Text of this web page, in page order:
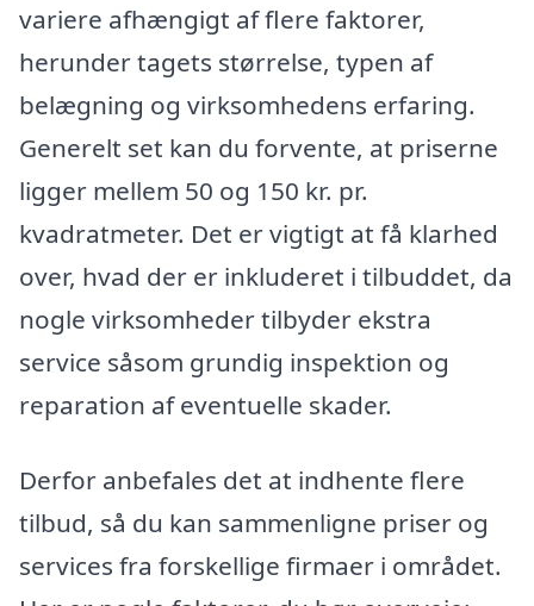
variere afhængigt af flere faktorer,
herunder tagets størrelse, typen af
belægning og virksomhedens erfaring.
Generelt set kan du forvente, at priserne
ligger mellem 50 og 150 kr. pr.
kvadratmeter. Det er vigtigt at få klarhed
over, hvad der er inkluderet i tilbuddet, da
nogle virksomheder tilbyder ekstra
service såsom grundig inspektion og
reparation af eventuelle skader.
Derfor anbefales det at indhente flere
tilbud, så du kan sammenligne priser og
services fra forskellige firmaer i området.